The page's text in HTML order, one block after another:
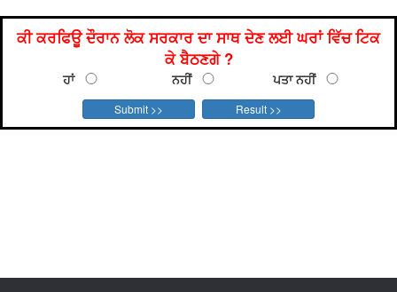
ਕੀ ਕਰਫਿਊ ਦੌਰਾਨ ਲੋਕ ਸਰਕਾਰ ਦਾ ਸਾਥ ਦੇਣ ਲਈ ਘਰਾਂ ਵਿੱਚ ਟਿਕ
ਕੇ ਬੈਠਣਗੇ ?
ਹਾਂ ਨਹੀਂ ਪਤਾ ਨਹੀਂ